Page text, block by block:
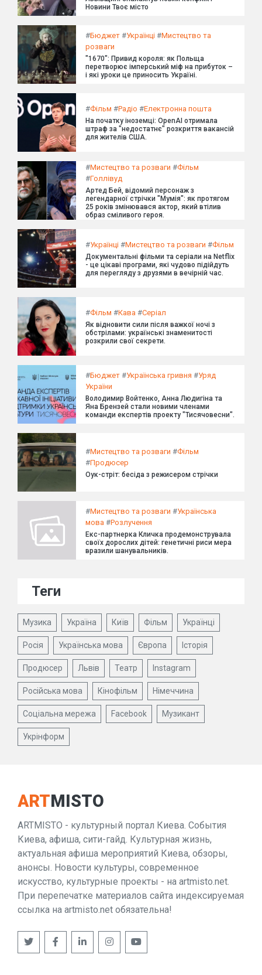
Новини Твоє місто
#Бюджет #Українці #Мистецтво та
розваги
"1670": Привид короля: як Польща
перетворює імперський міф на прибуток –
і які уроки це приносить Україні.
#Фільм #Радіо #Електронна пошта
На початку іноземці: OpenAI отримала
штраф за "недостатнє" розкриття вакансій
для жителів США.
#Мистецтво та розваги #Фільм
#Голлівуд
Артед Бей, відомий персонаж з
легендарної стрічки "Мумія": як протягом
25 років змінювався актор, який втілив
образ сміливого героя.
#Українці #Мистецтво та розваги #Фільм
Документальні фільми та серіали на Netflix
- це цікаві програми, які чудово підійдуть
для перегляду з друзями в вечірній час.
#Фільм #Кава #Серіал
Як відновити сили після важкої ночі з
обстрілами: українські знаменитості
розкрили свої секрети.
#Бюджет #Українська гривня #Уряд
України
Володимир Войтенко, Анна Людигіна та
Яна Брензей стали новими членами
команди експертів проекту "Тисячовесни".
#Мистецтво та розваги #Фільм
#Продюсер
Оук-стріт: бесіда з режисером стрічки
#Мистецтво та розваги #Українська
мова #Розлучення
Екс-партнерка Кличка продемонструвала
своїх дорослих дітей: генетичні риси мера
вразили шанувальників.
Теги
Музика Україна Київ Фільм Українці
Росія Українська мова Європа Історія
Продюсер Львів Театр Instagram
Російська мова Кінофільм Німеччина
Соціальна мережа Facebook Музикант
Укрінформ
ARTMISTO
ARTMISTO - культурный портал Киева. События
Киева, афиша, сити-гайд. Культурная жизнь,
актуальная афиша мероприятий Киева, обзоры,
анонсы. Новости культуры, современное
искусство, культурные проекты - на artmisto.net.
При перепечатке материалов сайта индексируемая
ссылка на artmisto.net обязательна!